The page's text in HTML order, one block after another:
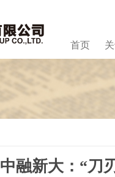
首页
中融新大：“刀